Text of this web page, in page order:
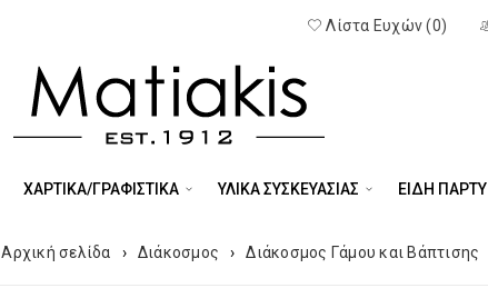
Λίστα Ευχών (0)
ΧΑΡΤΙΚΑ/ΓΡΑΦΙΣΤΙΚΑ ΥΛΙΚΑ ΣΥΣΚΕΥΑΣΙΑΣ ΕΊΔΗ ΠΆΡΤΥ
Αρχική σελίδα › Διάκοσμος › Διάκοσμος Γάμου και Βάπτισης